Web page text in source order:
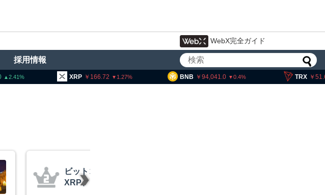
WebX完全ガイド
採用情報
XRP 1.27 BNB 94,041.0 0.4 TRX 0.26